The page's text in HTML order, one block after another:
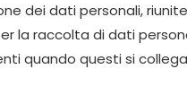
dei dati personali,
la raccolta di dati
quando questi si